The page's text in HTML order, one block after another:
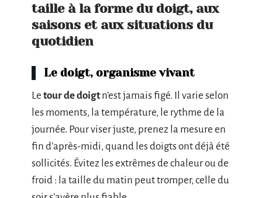
taille à la forme du doigt, aux
saisons et aux situations du
quotidien
Le doigt, organisme vivant
Le tour de doigtn’est jamais figé. Il varie selon
les moments, la température, le rythme de la
journée. Pour viser juste, prenez la mesure en
fin d’après-midi, quand les doigts ont déjà été
sollicités. Évitez les extrêmes de chaleur ou de
froid : la taille du matin peut tromper, celle du